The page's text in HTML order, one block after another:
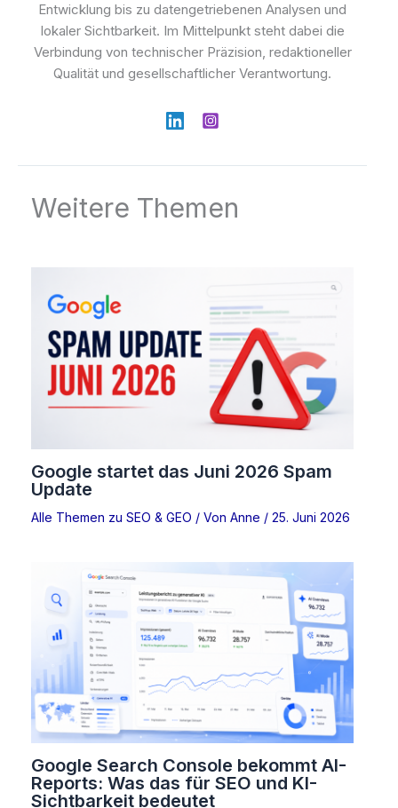
Entwicklung bis zu datengetriebenen Analysen und
lokaler Sichtbarkeit. Im Mittelpunkt steht dabei die
Verbindung von technischer Präzision, redaktioneller
Qualität und gesellschaftlicher Verantwortung.
Weitere Themen
Google startet das Juni 2026 Spam
Update
Alle Themen zu SEO & GEO / Von Anne / 25. Juni 2026
Google Search Console bekommt AI-
Reports: Was das für SEO und KI-
Sichtbarkeit bedeutet